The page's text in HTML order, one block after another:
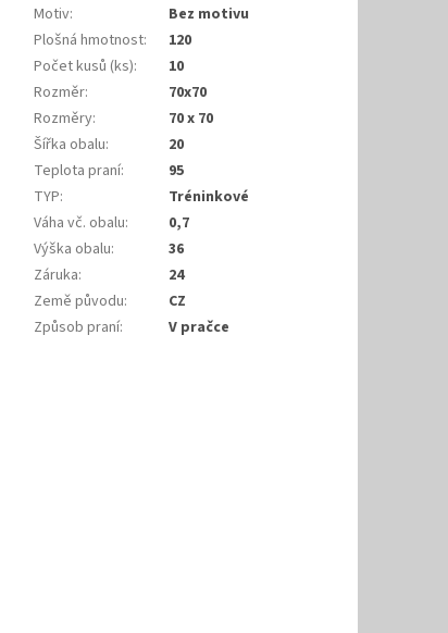
Motiv:
Bez motivu
Plošná hmotnost:
120
Počet kusů (ks):
10
Rozměr:
70x70
Rozměry:
70 x 70
Šířka obalu:
20
Teplota praní:
95
TYP:
Tréninkové
Váha vč. obalu:
0,7
Výška obalu:
36
Záruka:
24
Země původu:
CZ
Způsob praní: V pračce